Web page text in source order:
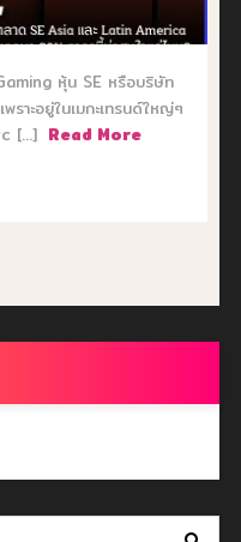
หุ้น SE หรือบริษัท
าะอยู่ในเมกะเทรนด์ใหญ่ๆ
[...] Read More